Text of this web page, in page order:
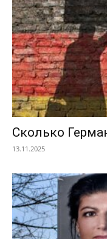
Сколько
13.11.2025